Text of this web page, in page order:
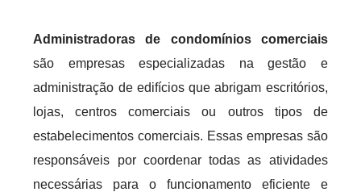
Administradoras de condomínios comerciais
são empresas especializadas na gestão e
administração de edifícios que abrigam escritórios,
lojas, centros comerciais ou outros tipos de
estabelecimentos comerciais. Essas empresas são
responsáveis por coordenar todas as atividades
necessárias para o funcionamento eficiente e